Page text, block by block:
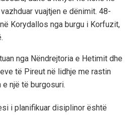
vuajtjen e dënimit. 48-
Korydallos nga burgu i Korfuzit,
nga Nëndrejtoria e Hetimit dhe
të Pireut në lidhje me rastin
një të burgosuri.
i planifikuar disiplinor është